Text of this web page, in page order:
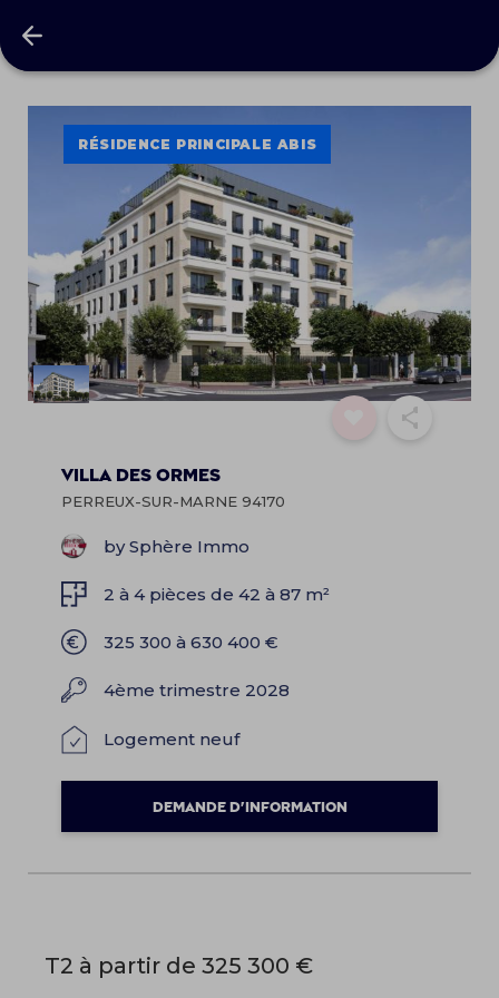
RÉSIDENCE PRINCIPALE ABIS
VILLA DES ORMES
PERREUX-SUR-MARNE 94170
by Sphère Immo
2 à 4 pièces de 42 à 87 m²
325 300 à 630 400 €
4ème trimestre 2028
Logement neuf
DEMANDE D'INFORMATION
T2 à partir de 325 300 €